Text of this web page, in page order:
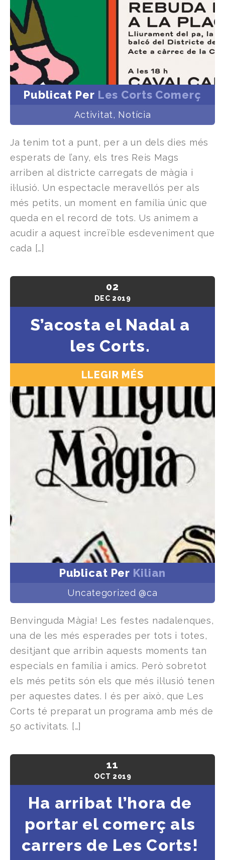
Publicat Per Les Corts Comerç
Activitat, Notícia
Ja tenim tot a punt, per a un dels dies més
esperats de l’any, els tres Reis Mags
arriben al districte carregats de màgia i
il·lusió. Un espectacle meravellós per als
més petits, un moment en família únic que
queda en el record de tots. Us animem a
acudir a aquest increïble esdeveniment que
cada […]
02
DEC 2019
S’acosta el Nadal a
les Corts.
LLEGIR MÉS
Publicat Per Kilian
Uncategorized @ca
Benvinguda Màgia! Les festes nadalenques,
una de les més esperades per tots i totes,
desitjant que arribin aquests moments tan
especials en família i amics. Però sobretot
els més petits són els que més il·lusió tenen
per aquestes dates. I és per això, que Les
Corts té preparat un programa amb més de
50 activitats. […]
11
OCT 2019
Ha arribat l’hora de
portar el comerç als
carrers de Les Corts!